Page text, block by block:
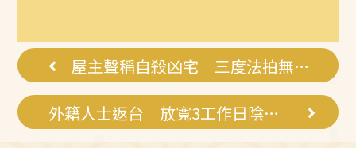
屋主聲稱自殺凶宅 三度法拍無人敢標
外籍人士返台 放寬3工作日陰性證明